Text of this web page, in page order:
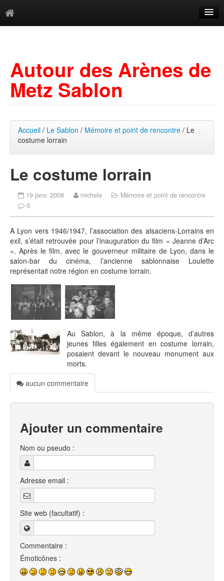
Mots-clés
Autour des Arènes de
Metz Sablon
Accueil / Le Sablon / Mémoire et point de rencontre / Le
costume lorrain
Le costume lorrain
19 janv. 2008 michele
Mémoire et point de rencontre
0
A Lyon vers 1946/1947, l’association des alsaciens-Lorrains en
exil, s’était retrouvée pour l’inauguration du film « Jeanne d’Arc
». Après le film, avec le gouverneur militaire de Lyon, dans le
salon-bar du cinéma, l’ancienne sablonnaise Loulette
représentait notre région en costume lorrain.
Au Sablon, à la même époque, d’autres
jeunes filles également en costume lorrain,
posaient devant le nouveau monument aux
morts.
aucun commentaire
Ajouter un commentaire
Nom ou pseudo :
Adresse email :
Site web (facultatif) :
Commentaire :
Émoticônes :